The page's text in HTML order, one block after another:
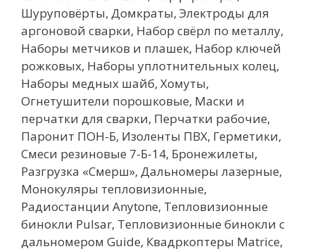
Шуруповёрты, Домкраты, Электроды для
аргоновой сварки, Набор свёрл по металлу,
Наборы метчиков и плашек, Набор ключей
рожковых, Наборы уплотнительных колец,
Наборы медных шайб, Хомуты,
Огнетушители порошковые, Маски и
перчатки для сварки, Перчатки рабочие,
Паронит ПОН-Б, Изоленты ПВХ, Герметики,
Смеси резиновые 7-Б-14, Бронежилеты,
Разгрузка «Смерш», Дальномеры лазерные,
Монокуляры тепловизионные,
Радиостанции Anytone, Тепловизионные
бинокли Pulsar, Тепловизионные бинокли с
дальномером Guide, Квадркоптеры Matrice,